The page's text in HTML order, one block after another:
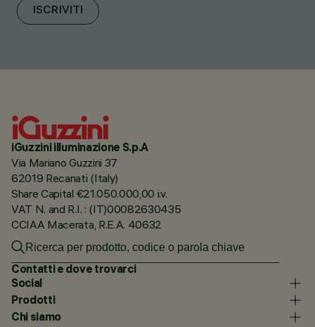
ISCRIVITI
iGuzzini illuminazione S.p.A
Via Mariano Guzzini 37
62019 Recanati (Italy)
Share Capital €21.050.000,00 i.v.
VAT N. and R.I. : (IT)00082630435
CCIAA Macerata, R.E.A. 40632
Contatti e dove trovarci
Social
Prodotti
Chi siamo